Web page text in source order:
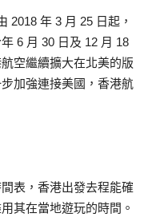
2018 年 3 月 25 日起，
6 月 30 日及 12 月 18
空繼續擴大在北美的版
加強連接美國，香港航
表，香港出發去程能確
其在當地遊玩的時間。